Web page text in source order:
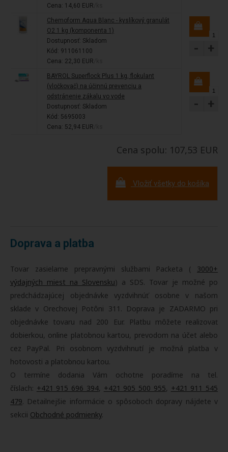
Cena: 14,60 EUR
Chemoform Aqua Blanc - kyslíkový granulát
O2 1 kg (komponenta 1)
Dostupnosť: Skladom
Kód: 911061100
Cena: 22,30 EUR
- +
BAYROL Superflock Plus 1 kg, flokulant
(vločkovač) na účinnú prevenciu a
odstránenie zákalu vo vode
Dostupnosť: Skladom
Kód: 5695003
Cena: 52,94 EUR
- +
Cena spolu: 107,53 EUR
Vložiť všetky do košíka
Doprava a platba
Tovar zasielame prepravnými službami Packeta ( 3000+
výdajných miest na Slovensku) a SDS. Tovar je možné po
predchádzajúcej objednávke vyzdvihnúť osobne v našom
sklade v Orechovej Potôni 311. Doprava je ZADARMO pri
objednávke tovaru nad 200 Eur. Platbu môžete realizovať
dobierkou, online platobnou kartou, prevodom na účet alebo
cez PayPal. Pri osobnom vyzdvihnutí je možná platba v
hotovosti a platobnou kartou.
O termíne dodania Vám ochotne poradíme na tel.
číslach: +421 915 696 394, +421 905 500 955, +421 911 545
479. Detailnejšie informácie o spôsoboch dopravy nájdete v
sekcii Obchodné podmienky.